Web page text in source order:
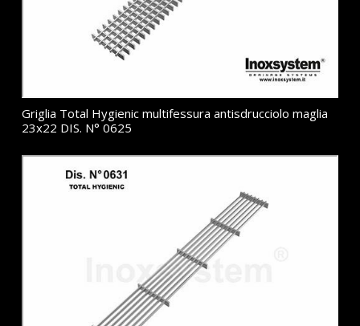
Griglia Total Hygienic multifessura antisdrucciolo maglia
23x22 DIS. N° 0625